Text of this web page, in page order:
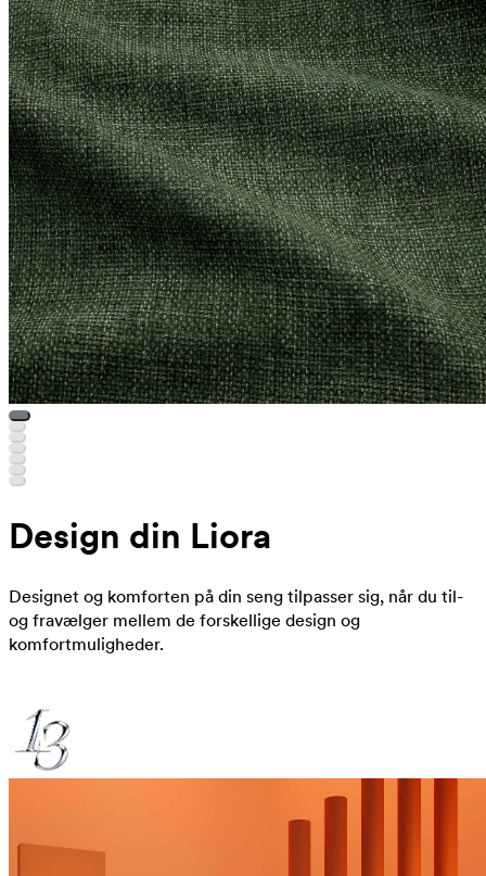
Design din Liora
Designet og komforten på din seng tilpasser sig, når du til-
og fravælger mellem de forskellige design og
komfortmuligheder.